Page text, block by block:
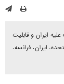
ایران و قابلیت
ایالات متحده، ایران، فرانسه،